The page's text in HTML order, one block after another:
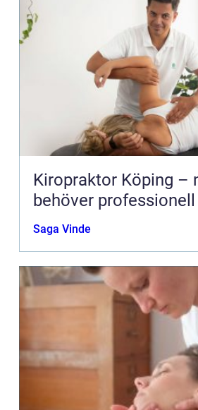
Kiropraktor Köping –
behöver
Saga Vinde